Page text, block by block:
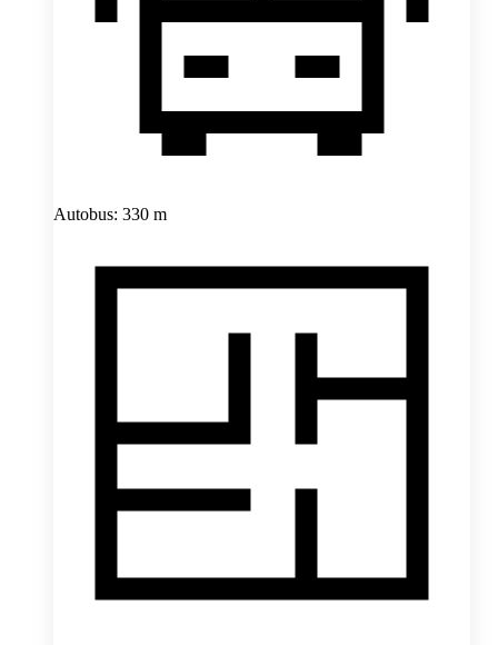
Autobus: 330 m